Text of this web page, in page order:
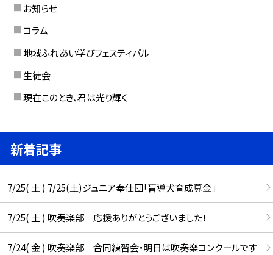
お知らせ
コラム
地域ふれあい学びフェスティバル
生徒会
現在このとき、君は光り輝く
新着記事
7/25( 土 ) 7/25(土)ジュニア奉仕団「盲導犬育成募金」
7/25( 土 ) 吹奏楽部 応援ありがとうございました！
7/24( 金 ) 吹奏楽部 合同練習会・明日は吹奏楽コンクールです